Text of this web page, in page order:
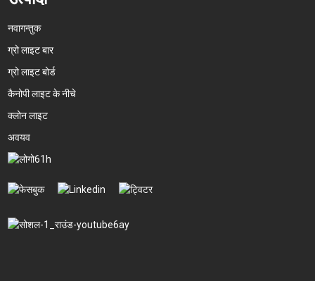
नवागन्तुक
ग्रो लाइट बार
ग्रो लाइट बोर्ड
कैनोपी लाइट के नीचे
क्लोन लाइट
अवयव